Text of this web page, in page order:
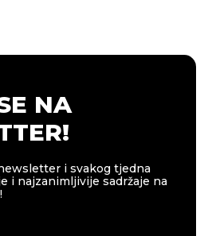
NA
i svakog tjedna
i najzanimljivije sadržaje na